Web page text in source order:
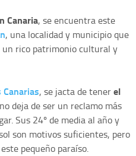
Canaria, se encuentra este
, una localidad y municipio que
un rico patrimonio cultural y
Canarias, se jacta de tenerel
deja de ser un reclamo más
Sus 24º de media al año y
son motivos suficientes, pero
pequeño paraíso.